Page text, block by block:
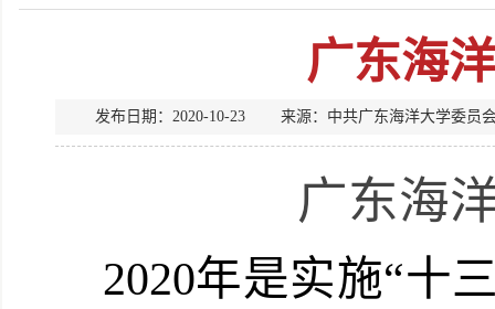
广东海
发布日期：2020-10-23 来源：中共广东海洋大学委员
广东海
2020年是实施“十